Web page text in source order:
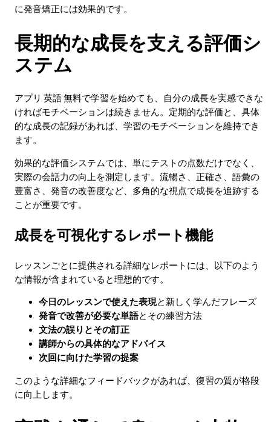
に発音矯正には効果的です。
長期的な成長を支える評価シ
ステム
アプリ 英語 無料で学習を始めても、自分の成長を実感できな
ければモチベーションは続きません。定期的な評価と、具体
的な成長の記録があれば、学習のモチベーションを維持でき
ます。
効果的な評価システムでは、単にテストの点数だけでなく、
実際の会話力の向上を測定します。流暢さ、正確さ、語彙の
豊富さ、発音の改善度など、多角的な視点で成長を追跡する
ことが重要です。
成長を可視化するレポート機能
レッスンごとに提供される詳細なレポートには、以下のよう
な情報が含まれていると理想的です。
今日のレッスンで使えた表現と新しく学んだフレーズ
発音で改善が必要な単語とその練習方法
文法の誤りとその訂正
講師からの具体的なアドバイス
次回に向けた学習の提案
このような詳細なフィードバックがあれば、復習の質が格段
に向上します。